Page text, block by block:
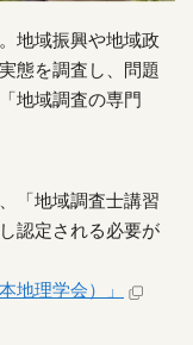
地域振興や地域政
態を調査し、問題
地域調査の専門
「地域調査士講習
認定される必要が
地理学会）」